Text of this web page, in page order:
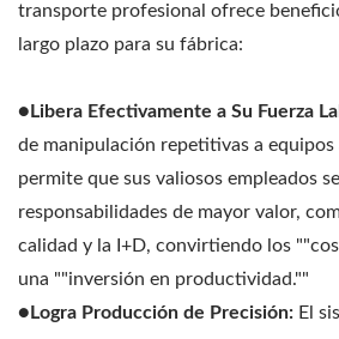
transporte profesional ofrece
largo plazo para su fábrica:
●Libera Efectivamente a Su Fuerza
de manipulación repetitivas a
permite que sus valiosos empleados
responsabilidades de mayor valor,
calidad y la I+D, convirtiendo los
una ""inversión en productividad.""
●Logra Producción de Precisión: El